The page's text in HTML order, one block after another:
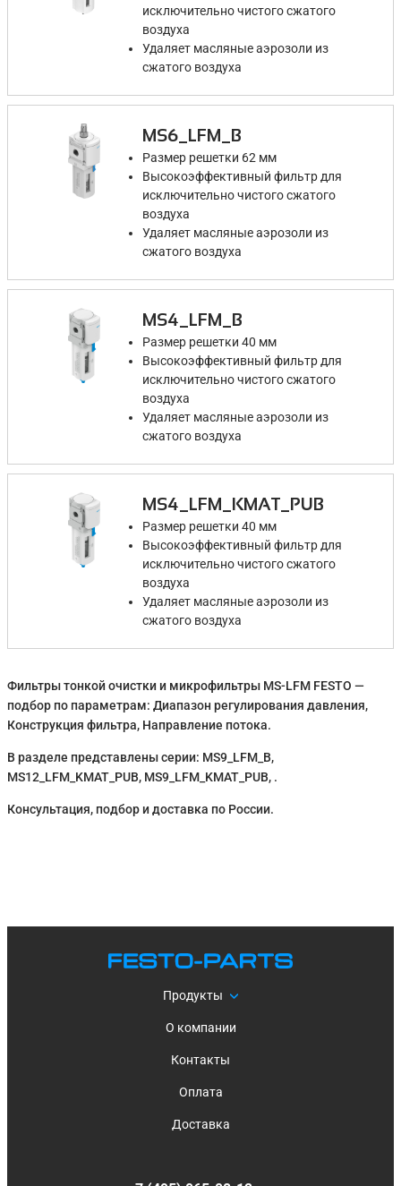
исключительно чистого сжатого
воздуха
Удаляет масляные аэрозоли из
сжатого воздуха
MS6_LFM_B
Размер решетки 62 мм
Высокоэффективный фильтр для
исключительно чистого сжатого
воздуха
Удаляет масляные аэрозоли из
сжатого воздуха
MS4_LFM_B
Размер решетки 40 мм
Высокоэффективный фильтр для
исключительно чистого сжатого
воздуха
Удаляет масляные аэрозоли из
сжатого воздуха
MS4_LFM_KMAT_PUB
Размер решетки 40 мм
Высокоэффективный фильтр для
исключительно чистого сжатого
воздуха
Удаляет масляные аэрозоли из
сжатого воздуха
Фильтры тонкой очистки и микрофильтры MS-LFM FESTO —
подбор по параметрам: Диапазон регулирования давления,
Конструкция фильтра, Направление потока.
В разделе представлены серии: MS9_LFM_B,
MS12_LFM_KMAT_PUB, MS9_LFM_KMAT_PUB, .
Консультация, подбор и доставка по России.
Продукты
О компании
Контакты
Оплата
Доставка